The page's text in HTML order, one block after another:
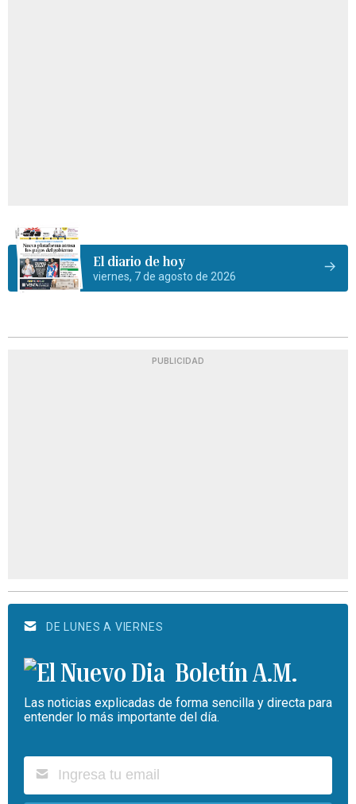
El diario de hoy
viernes, 7 de agosto de 2026
PUBLICIDAD
DE LUNES A VIERNES
Boletín A.M.
Las noticias explicadas de forma sencilla y directa para
entender lo más importante del día.